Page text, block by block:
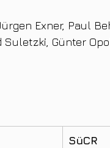
Exner, Paul
Suletzki, Günter
SüCR